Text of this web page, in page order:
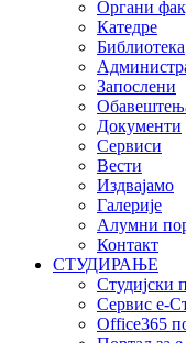
Органи
Катедре
Библиотека
Запослени
Документи
Сервиси
Вести
Издвајамо
Галерије
Алумни
Контакт
СТУДИРАЊЕ
Студијски
Сервис е-
Office365